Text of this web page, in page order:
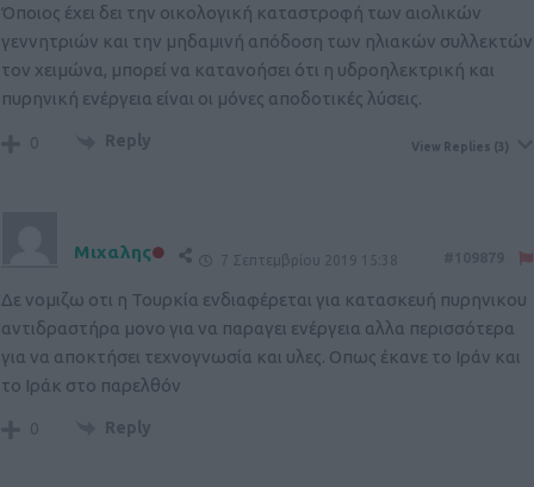
Όποιος έχει δει την οικολογική καταστροφή των αιολικών
γεννητριών και την μηδαμινή απόδοση των ηλιακών συλλεκτών
τον χειμώνα, μπορεί να κατανοήσει ότι η υδροηλεκτρική και
πυρηνική ενέργεια είναι οι μόνες αποδοτικές λύσεις.
0 Reply View Replies (3)
Μιχαλης 7 Σεπτεμβρίου 2019 15:38
Δε νομιζω οτι η Τουρκία ενδιαφέρεται για κατασκευή πυρηνικου
αντιδραστήρα μονο για να παραγει ενέργεια αλλα περισσότερα
για να αποκτήσει τεχνογνωσία και υλες. Οπως έκανε το Ιράν και
το Ιράκ στο παρελθόν
0 Reply